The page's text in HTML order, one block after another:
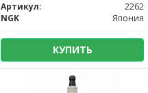
Артикул:
2262
NGK
Япония
КУПИТЬ